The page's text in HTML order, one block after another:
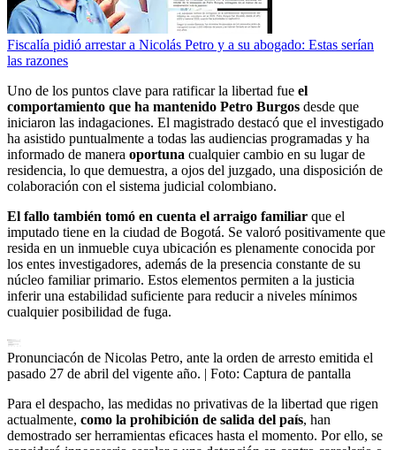
Fiscalía pidió arrestar a Nicolás Petro y a su abogado: Estas serían
las razones
Uno de los puntos clave para ratificar la libertad fue el
comportamiento que ha mantenido Petro Burgos desde que
iniciaron las indagaciones. El magistrado destacó que el investigado
ha asistido puntualmente a todas las audiencias programadas y ha
informado de manera oportuna cualquier cambio en su lugar de
residencia, lo que demuestra, a ojos del juzgado, una disposición de
colaboración con el sistema judicial colombiano.
El fallo también tomó en cuenta el arraigo familiar que el
imputado tiene en la ciudad de Bogotá. Se valoró positivamente que
resida en un inmueble cuya ubicación es plenamente conocida por
los entes investigadores, además de la presencia constante de su
núcleo familiar primario. Estos elementos permiten a la justicia
inferir una estabilidad suficiente para reducir a niveles mínimos
cualquier posibilidad de fuga.
Pronunciacón de Nicolas Petro, ante la orden de arresto emitida el
pasado 27 de abril del vigente año. | Foto: Captura de pantalla
Para el despacho, las medidas no privativas de la libertad que rigen
actualmente, como la prohibición de salida del país, han
demostrado ser herramientas eficaces hasta el momento. Por ello, se